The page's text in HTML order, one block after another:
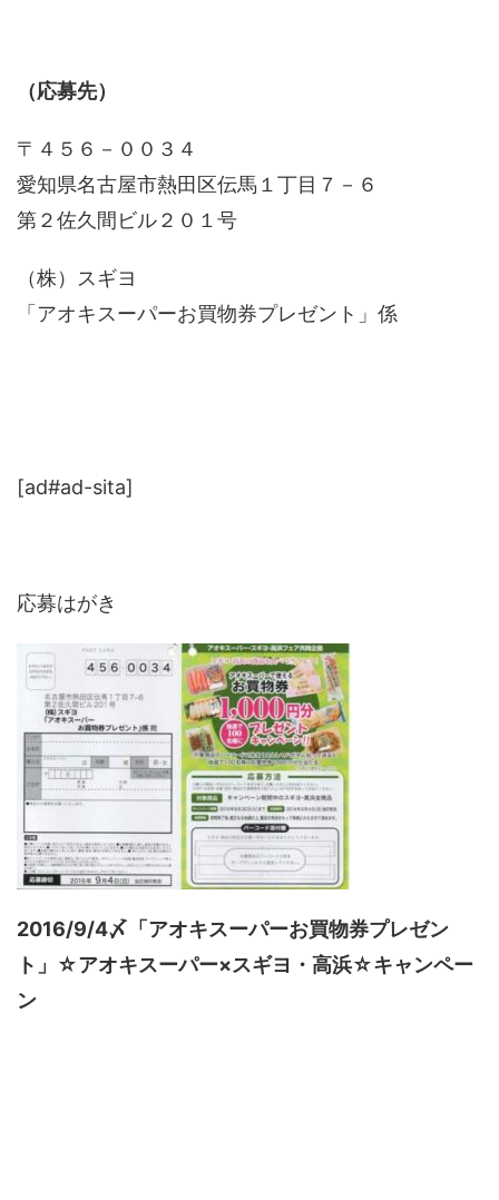
（応募先）
〒４５６－００３４
愛知県名古屋市熱田区伝馬１丁目７－６
第２佐久間ビル２０１号
（株）スギヨ
「アオキスーパーお買物券プレゼント」係
[ad#ad-sita]
応募はがき
2016/9/4〆「アオキスーパーお買物券プレゼン
ト」☆アオキスーパー×スギヨ・高浜☆キャンペー
ン